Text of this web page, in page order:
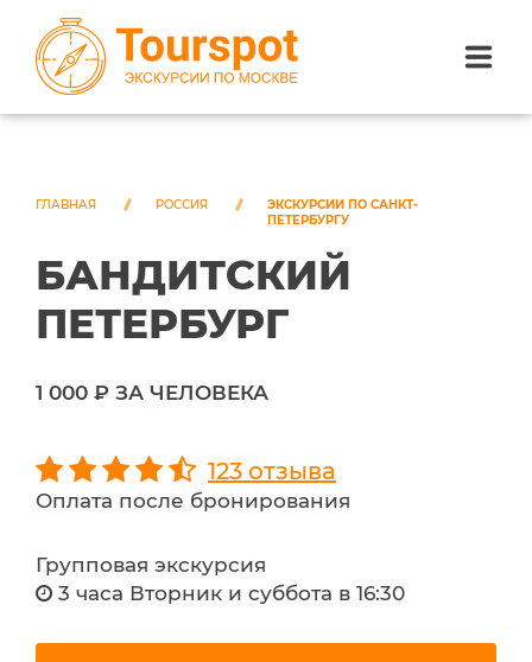
ЭКСКУРСИИ ПО МОСКВЕ
ЭКСКУРСИИ ПО СОЧИ
О НАС
ГЛАВНАЯ РОССИЯ
ЭКСКУРСИИ ПО САНКТ-
ПЕТЕРБУРГУ
БАНДИТСКИЙ
ПЕТЕРБУРГ
1 000 ₽ ЗА ЧЕЛОВЕКА
123 отзыва
Оплата после бронирования
Групповая экскурсия
3 часа Вторник и суббота в 16:30